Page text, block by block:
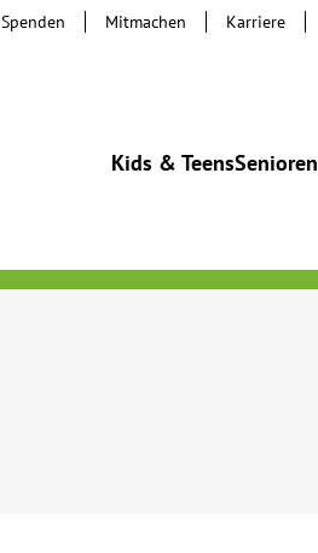
Kids & TeensSenioren
Spenden Mitmachen Karriere